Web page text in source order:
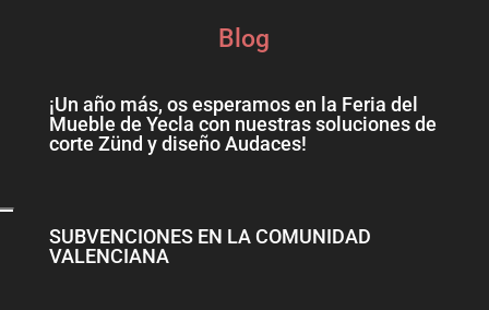
Blog
¡Un año más, os esperamos en la Feria del
Mueble de Yecla con nuestras soluciones de
corte Zünd y diseño Audaces!
SUBVENCIONES EN LA COMUNIDAD
VALENCIANA